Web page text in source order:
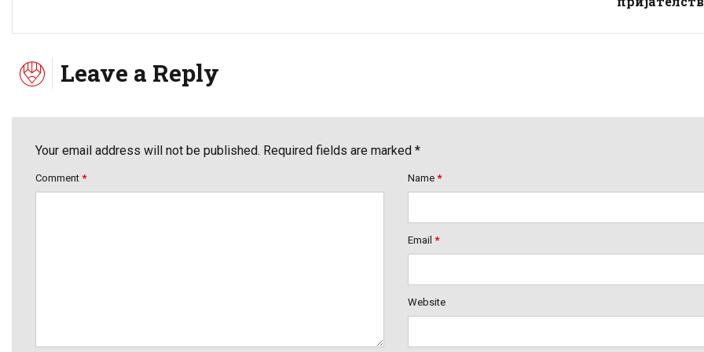
Leave a Reply
Your email address will not be published. Required fields are marked *
Comment * Name *
Email *
Website